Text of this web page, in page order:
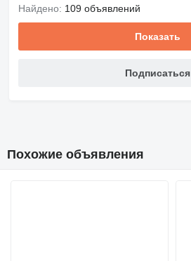
Найдено: 109 объявлений
Показать
Подписаться
Похожие объявления